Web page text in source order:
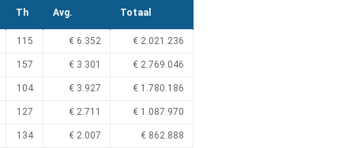
Th Avg. Totaal
115 € 6.352 € 2.021.236
157 € 3.301 € 2.769.046
104 € 3.927 € 1.780.186
127 € 2.711 € 1.087.970
134 € 2.007 € 862.888